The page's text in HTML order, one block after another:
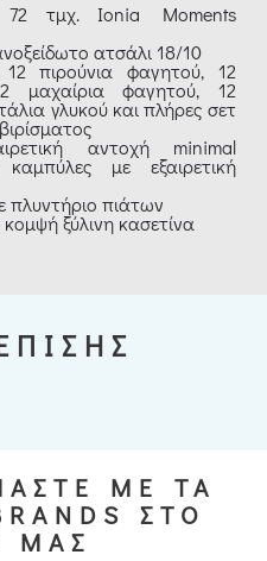
72 τμχ. Ionia Moments
ατσάλι 18/10
πιρούνια φαγητού, 12
μαχαίρια φαγητού, 12
γλυκού και πλήρες σετ
αντοχή minimal
καμπύλες με εξαιρετική
πλυντήριο πιάτων
ξύλινη κασετίνα
ΜΕ ΤΑ
ΣΤΟ
ΜΑΣ